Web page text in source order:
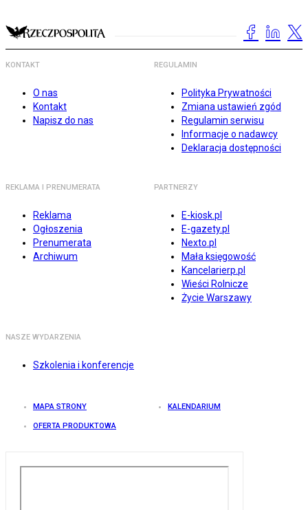
KONTAKT
O nas
Kontakt
Napisz do nas
REGULAMIN
Polityka Prywatności
Zmiana ustawień zgód
Regulamin serwisu
Informacje o nadawcy
Deklaracja dostępności
REKLAMA I PRENUMERATA
Reklama
Ogłoszenia
Prenumerata
Archiwum
PARTNERZY
E-kiosk.pl
E-gazety.pl
Nexto.pl
Mała księgowość
Kancelarierp.pl
Wieści Rolnicze
Życie Warszawy
NASZE WYDARZENIA
Szkolenia i konferencje
MAPA STRONY KALENDARIUM
OFERTA PRODUKTOWA